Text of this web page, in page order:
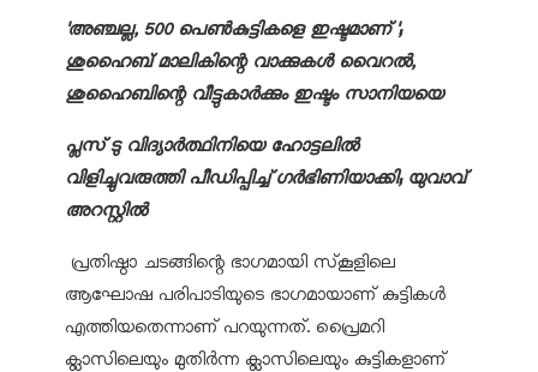
'അഞ്ചല്ല, 500 പെൺകുട്ടികളെ ഇഷ്ടമാണ്';
ശുഹൈബ് മാലികിന്റെ വാക്കുകൾ വൈറൽ,
ശുഹൈബിന്റെ വീട്ടുകാർക്കും ഇഷ്ടം സാനിയയെ
പ്ലസ് ടു വിദ്യാർത്ഥിനിയെ ഹോട്ടലിൽ
വിളിച്ചുവരുത്തി പീഡിപ്പിച്ച് ഗർഭിണിയാക്കി; യുവാവ്
അറസ്റ്റിൽ
പ്രതിഷ്ഠാ ചടങ്ങിന്റെ ഭാഗമായി സ്‌കൂളിലെ
ആഘോഷ പരിപാടിയുടെ ഭാഗമായാണ് കുട്ടികൾ
എത്തിയതെന്നാണ് പറയുന്നത്. പ്രൈമറി
ക്ലാസിലെയും മുതിർന്ന ക്ലാസിലെയും കുട്ടികളാണ്